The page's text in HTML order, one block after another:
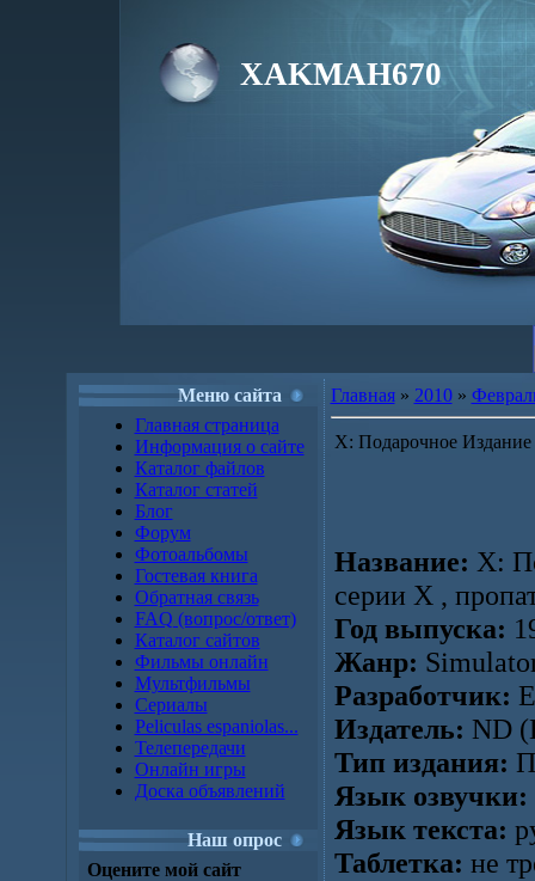
XAKMAH670
Меню сайта
Главная страница
Информация о сайте
Каталог файлов
Каталог статей
Блог
Форум
Фотоальбомы
Гостевая книга
Обратная связь
FAQ (вопрос/ответ)
Каталог сайтов
Фильмы онлайн
Мультфильмы
Сериалы
Peliculas espaniolas...
Телепередачи
Онлайн игры
Доска объявлений
Наш опрос
Оцените мой сайт
Главная» 2010 »
X: Подарочное
Название: X:
серии Х ,
Год выпуска:
Жанр:
Разработчик:
Издатель: ND
Тип издания:
Язык озвучки:
Язык текста:
Таблетка: не